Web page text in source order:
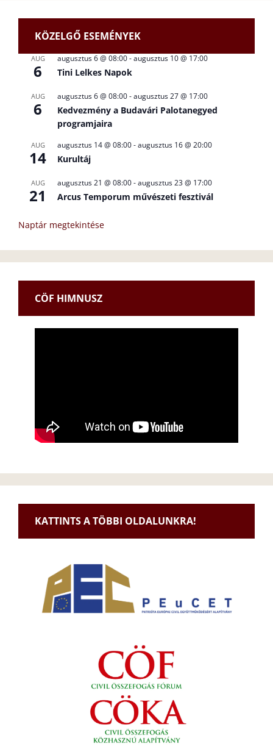
KÖZELGŐ ESEMÉNYEK
AUG
6
augusztus 6 @ 08:00-augusztus 10 @ 17:00
Tini Lelkes Napok
AUG
6
augusztus 6 @ 08:00-augusztus 27 @ 17:00
Kedvezmény a Budavári Palotanegyed
programjaira
AUG
14
augusztus 14 @ 08:00-augusztus 16 @ 20:00
Kurultáj
AUG
21
augusztus 21 @ 08:00-augusztus 23 @ 17:00
Arcus Temporum művészeti fesztivál
Naptár megtekintése
CÖF HIMNUSZ
KATTINTS A TÖBBI OLDALUNKRA!